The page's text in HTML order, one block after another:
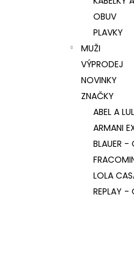
OBUV
PLAVKY
MUŽI
VÝPRODEJ
NOVINKY
ZNAČKY
ABEL A
ARMANI
BLAUER -
LOLA
REPLAY -
BLAUER
SVĚTLEMODRÁ
3 750 Kč
Původně:7